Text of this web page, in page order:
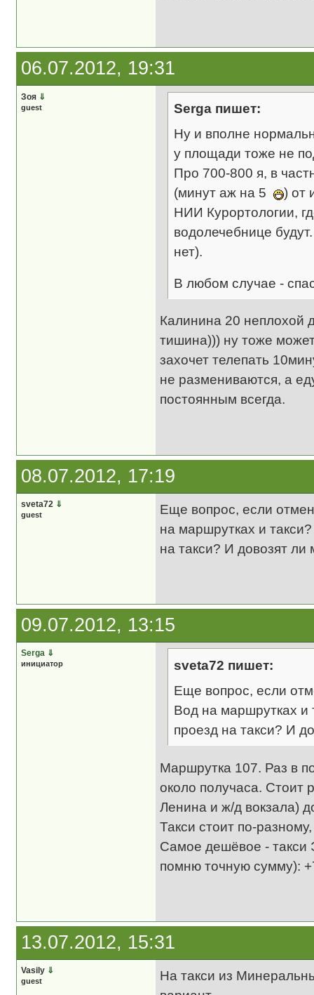
06.07.2012, 19:31
Зоя ⇓
guest
Serga пишет:
Ну и вполне
у площади тоже не
Про 700-800 я, в
(минут аж на 5
) от
НИИ Курортологии,
водолечебнице
нет).
В любом случае -
Калинина 20 неплохой
тишина))) ну тоже
захочет телепать
не размениваются, а
постоянным всегда.
08.07.2012, 17:19
sveta72 ⇓
guest
Еще вопрос, если
на маршрутках и
на такси? И довозят
09.07.2012, 13:15
Serga ⇓
инициатор
sveta72 пишет:
Еще вопрос, если
Вод на маршрутках и
проезд на такси? И
Маршрутка 107. Раз в
около получаса. Стоит
Ленина и ж/д вокзала)
Такси стоит по-
Самое дешёвое - такси
помню точную сумму):
13.07.2012, 15:31
Vasily ⇓
guest
На такси из